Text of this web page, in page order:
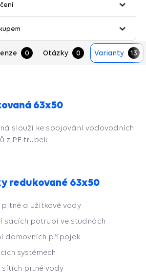
0 Otázky 0 Varianty 13
63x50
slouží ke spojování vodovodních
z PE trubek.
redukované 63x50
pitné a užitkové vody
sacích potrubí ve studnách
domovních přípojek
systémech
sítích pitné vody